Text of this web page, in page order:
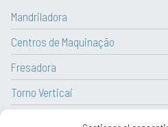
Mandriladora
Centros de Maquinação
Fresadora
Torno Verticai